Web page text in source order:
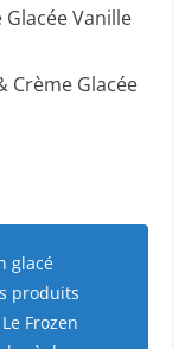
Vanille
Crème Glacée
glacé
produits
Frozen